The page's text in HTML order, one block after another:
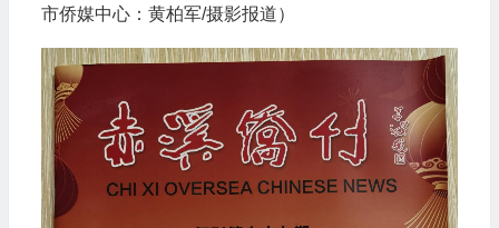
市侨媒中心：黄柏军/摄影报道）